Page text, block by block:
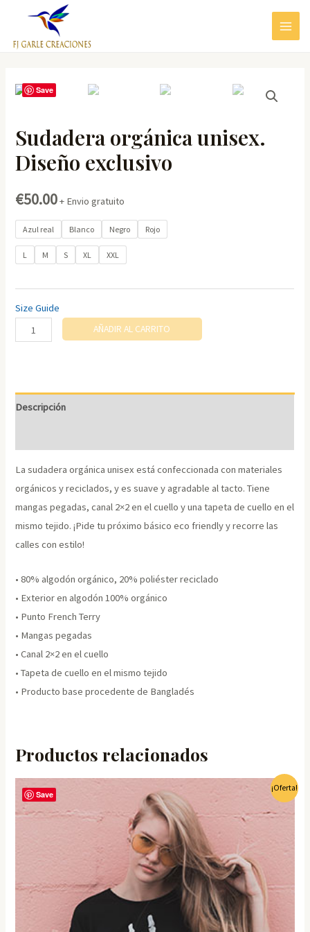
contenido
MAIN
Save
Sudadera orgánica unisex.
Diseño exclusivo
€50.00+ Envio gratuito
Azul real Blanco Negro Rojo
L M S XL XXL
Size Guide
Sudadera
orgánica
exclusivo
AÑADIR AL CARRITO
Descripción
La sudadera orgánica unisex está confeccionada con materiales
orgánicos y reciclados, y es suave y agradable al tacto. Tiene
mangas pegadas, canal 2×2 en el cuello y una tapeta de cuello en el
mismo tejido. ¡Pide tu próximo básico eco friendly y recorre las
calles con estilo!
• 80% algodón orgánico, 20% poliéster reciclado
• Exterior en algodón 100% orgánico
• Punto French Terry
• Mangas pegadas
• Canal 2×2 en el cuello
• Tapeta de cuello en el mismo tejido
• Producto base procedente de Bangladés
Productos relacionados
Save
¡Oferta!